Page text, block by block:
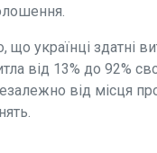
що українці здатні
від 13% до 92%
від місця